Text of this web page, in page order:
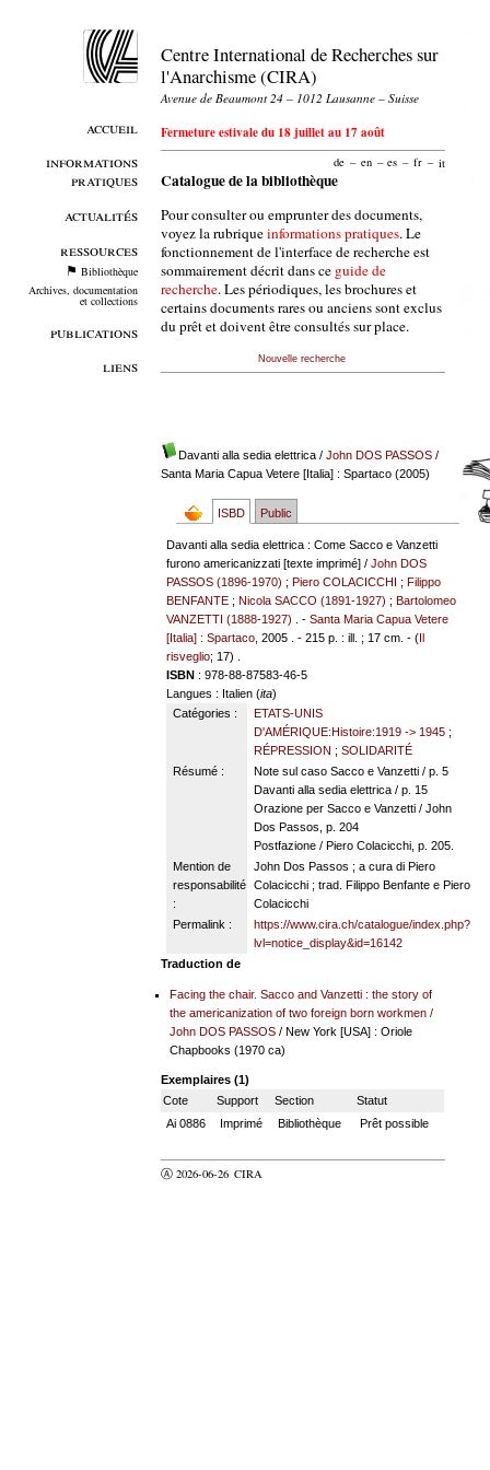
accueil
informations
pratiques
actualités
ressources
Bibliothèque
Archives, documentation
et collections
publications
liens
Centre International de Recherches sur
l'Anarchisme (CIRA)
Avenue de Beaumont 24 – 1012 Lausanne – Suisse
Fermeture estivale du 18 juillet au 17 août
de – en – es – fr – it
Catalogue de la bibliothèque
Pour consulter ou emprunter des documents,
voyez la rubriqueinformations pratiques. Le
fonctionnement de l'interface de recherche est
sommairement décrit dans ce guide de
recherche. Les périodiques, les brochures et
certains documents rares ou anciens sont exclus
du prêt et doivent être consultés sur place.
Nouvelle recherche
Davanti alla sedia elettrica/ John DOS PASSOS/
Santa Maria Capua Vetere [Italia] : Spartaco (2005)
ISBD Public
Davanti alla sedia elettrica : Come Sacco e Vanzetti
furono americanizzati [texte imprimé] /John DOS
PASSOS (1896-1970) ;Piero COLACICCHI ;Filippo
BENFANTE ;Nicola SACCO (1891-1927) ;Bartolomeo
VANZETTI (1888-1927)
. -Santa Maria Capua Vetere
[Italia] : Spartaco , 2005 . - 215 p. : ill. ; 17 cm. - (Il
risveglio; 17) .
ISBN : 978-88-87583-46-5
Langues : Italien (ita)
Catégories :
ETATS-UNIS
D'AMÉRIQUE:Histoire:1919 -> 1945;
RÉPRESSION ; SOLIDARITÉ
Résumé :
Note sul caso Sacco e Vanzetti / p. 5
Davanti alla sedia elettrica / p. 15
Orazione per Sacco e Vanzetti / John
Dos Passos, p. 204
Postfazione / Piero Colacicchi, p. 205.
Mention de
responsabilité
:
John Dos Passos ; a cura di Piero
Colacicchi ; trad. Filippo Benfante e Piero
Colacicchi
Permalink :
https://www.cira.ch/catalogue/index.php?
lvl=notice_display&id=16142
Traduction de
Facing the chair. Sacco and Vanzetti : the story of
the americanization of two foreign born workmen /
John DOS PASSOS / New York [USA] : Oriole
Chapbooks (1970 ca)
Exemplaires (1)
Cote
Support Section
Statut
Ai 0886
Imprimé Bibliothèque Prêt possible
Ⓐ 2026-06-26 CIRA